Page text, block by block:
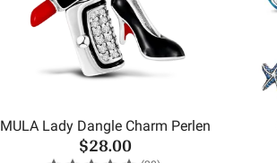
MULA Lady Dangle Charm Perlen
$28.00